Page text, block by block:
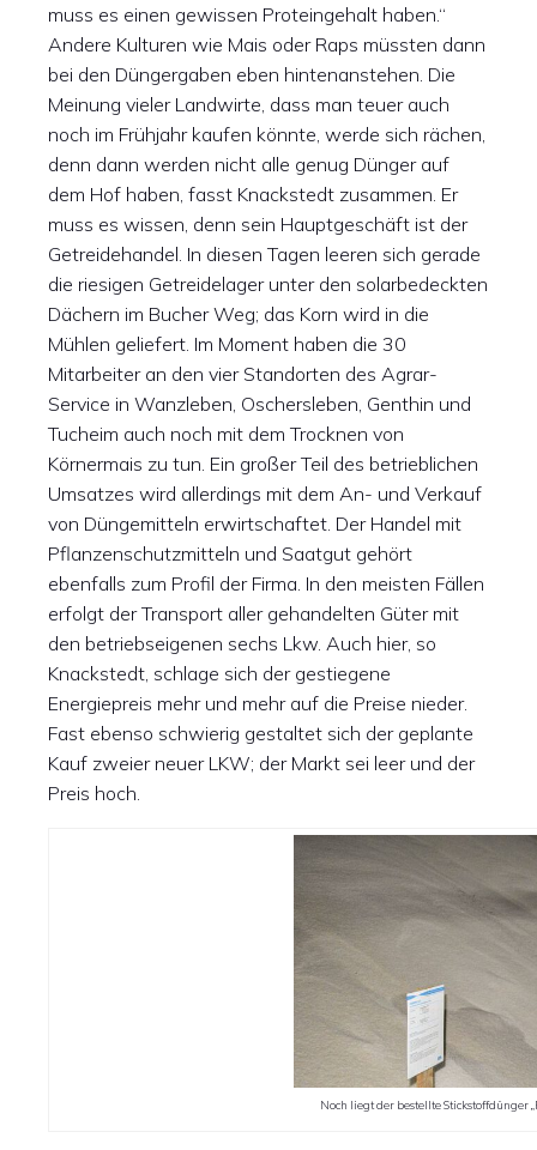
muss es einen gewissen Proteingehalt haben.“
Andere Kulturen wie Mais oder Raps müssten dann
bei den Düngergaben eben hintenanstehen. Die
Meinung vieler Landwirte, dass man teuer auch
noch im Frühjahr kaufen könnte, werde sich rächen,
denn dann werden nicht alle genug Dünger auf
dem Hof haben, fasst Knackstedt zusammen. Er
muss es wissen, denn sein Hauptgeschäft ist der
Getreidehandel. In diesen Tagen leeren sich gerade
die riesigen Getreidelager unter den solarbedeckten
Dächern im Bucher Weg; das Korn wird in die
Mühlen geliefert. Im Moment haben die 30
Mitarbeiter an den vier Standorten des Agrar-
Service in Wanzleben, Oschersleben, Genthin und
Tucheim auch noch mit dem Trocknen von
Körnermais zu tun. Ein großer Teil des betrieblichen
Umsatzes wird allerdings mit dem An- und Verkauf
von Düngemitteln erwirtschaftet. Der Handel mit
Pflanzenschutzmitteln und Saatgut gehört
ebenfalls zum Profil der Firma. In den meisten Fällen
erfolgt der Transport aller gehandelten Güter mit
den betriebseigenen sechs Lkw. Auch hier, so
Knackstedt, schlage sich der gestiegene
Energiepreis mehr und mehr auf die Preise nieder.
Fast ebenso schwierig gestaltet sich der geplante
Kauf zweier neuer LKW; der Markt sei leer und der
Preis hoch.
Noch liegt der bestellte